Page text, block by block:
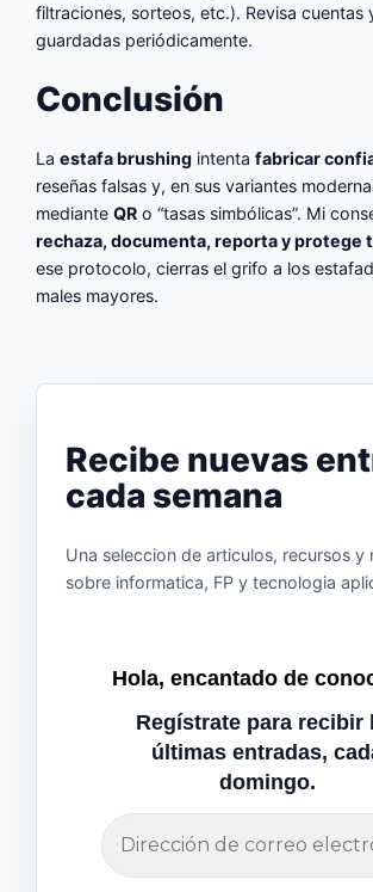
filtraciones, sorteos, etc.). Revisa cuentas
guardadas periódicamente.
Conclusión
Laestafa brushing intentafabricar
reseñas falsas y, en sus variantes
medianteQR o “tasas simbólicas”. Mi
rechaza, documenta, reporta y protege
ese protocolo, cierras el grifo a los
males mayores.
Recibe nuevas
cada semana
Una seleccion de articulos, recursos y
sobre informatica, FP y tecnologia
Hola, encantado de
Regístrate para recibir
últimas entradas,
domingo.